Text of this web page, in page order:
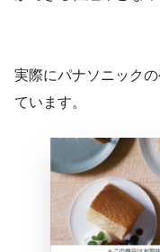
実際にパナソニック
ています。